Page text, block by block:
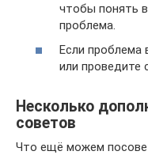
чтобы понять
проблема.
Если проблема
или проведите
Несколько
советов
Что ещё можем